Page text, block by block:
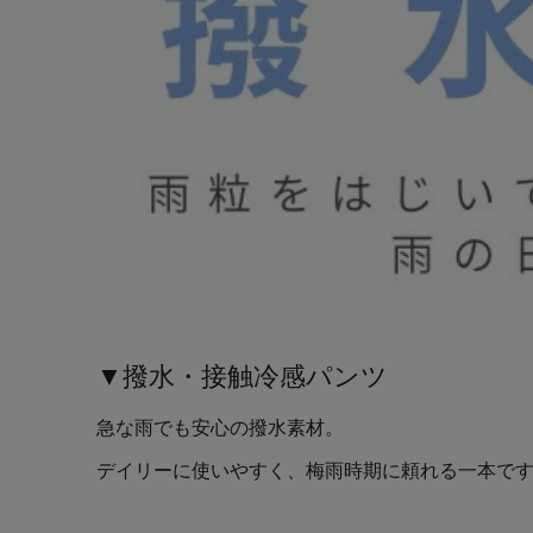
▼撥水・接触冷感パンツ
急な雨でも安心の撥水素材。
デイリーに使いやすく、梅雨時期に頼れる一本で